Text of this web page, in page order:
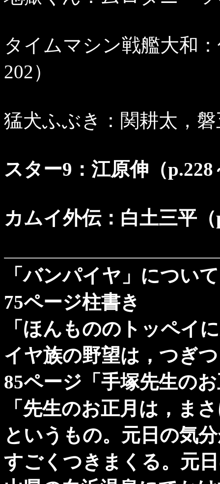
タイムマシン戦艦大和
202）
猛犬ふぶき：関耕太，
スター9：江原伸（p.228
カムイ外伝：白土三平（
「バンパイヤ」について
75ページ柱書き
「ほんもののトッペ
イヤ族の野望は，つぎ
85ページ「手塚先生の
「先生のお正月は，ま
というもの。元日の気
すごくつきまくる。元